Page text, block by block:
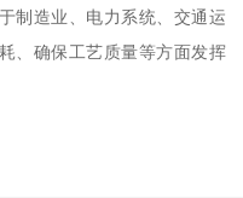
制造业、电力系统、交通运
、确保工艺质量等方面发挥